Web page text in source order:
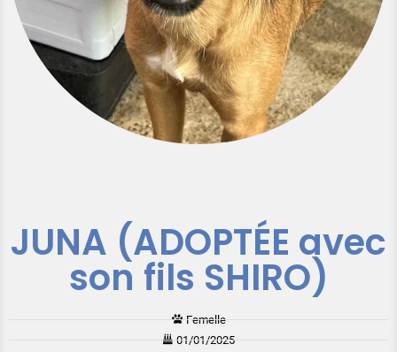
JUNA (ADOPTÉE avec
son fils SHIRO)
Femelle
01/01/2025